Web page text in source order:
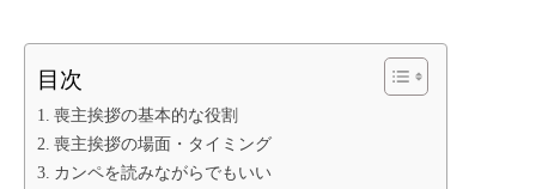
目次
喪主挨拶の基本的な役割
喪主挨拶の場面・タイミング
カンペを読みながらでもいい